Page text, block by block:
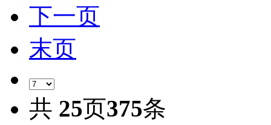
下一页
末页
共 25页375条